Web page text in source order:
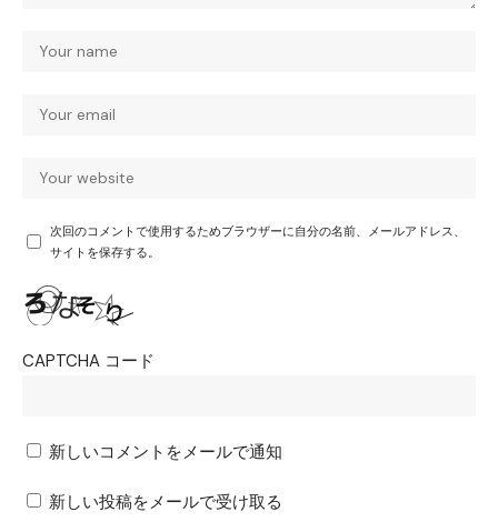
次回のコメントで使用するためブラウザーに自分の名前、メールアドレス、
サイトを保存する。
CAPTCHA コード
新しいコメントをメールで通知
新しい投稿をメールで受け取る